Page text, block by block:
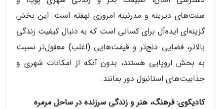
سنت‌های دیرینه و مدرنیته امروزی نهفته است. این بخش
گزینه‌ای ایده‌آل برای کسانی است که به دنبال کیفیت زندگی
بالاتر، فضایی دنج‌تر و قیمت‌هایی (اغلب) معقول‌تر نسبت
به بخش اروپایی هستند، بدون آنکه از امکانات شهری و
جذابیت‌های استانبول دور بمانند.
کادیکوی: فرهنگ، هنر و زندگی سرزنده در ساحل مرمره